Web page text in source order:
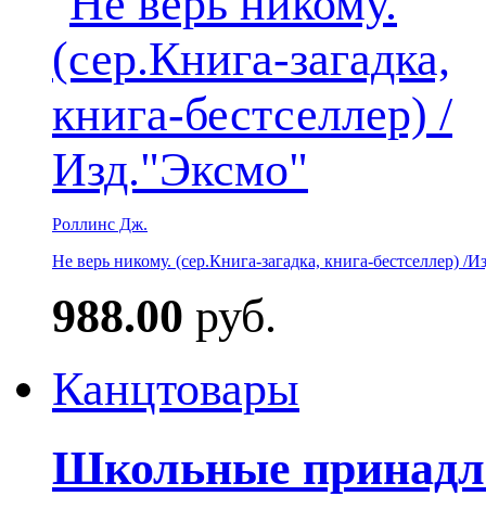
Роллинс Дж.
Не верь никому. (сер.Книга-загадка, книга-бестселлер) /
988.00 руб.
Канцтовары
Школьные